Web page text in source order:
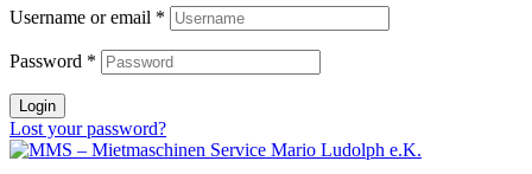
Username or email *
Password *
Login
Lost your password?